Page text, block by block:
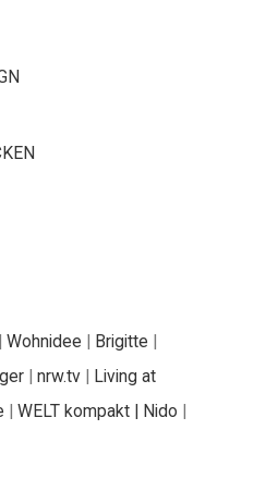
| Wohnidee | Brigitte |
| nrw.tv | Living at
| WELT kompakt | Nido |